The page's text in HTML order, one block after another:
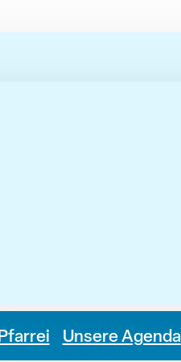
Unsere Agenda